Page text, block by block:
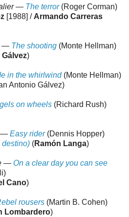
— The terror(Roger Corman)
[1988] / Armando Carreras
— The shooting (Monte Hellman)
)
in the whirlwind(Monte Hellman)
Antonio Gálvez)
on wheels (Richard Rush)
— Easy rider(Dennis Hopper)
destino) (Ramón Langa)
— On a clear day you can see
Cano)
rousers (Martin B. Cohen)
Lombardero)